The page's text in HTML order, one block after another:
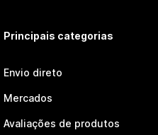
Principais categorias
Envio direto
Mercados
Avaliações de produtos